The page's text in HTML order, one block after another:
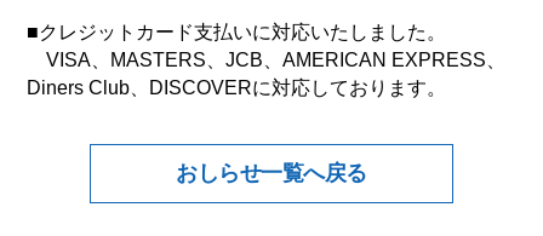
■クレジットカード支払いに対応いたしました。
VISA、MASTERS、JCB、AMERICAN EXPRESS、
Diners Club、DISCOVERに対応しております。
おしらせ一覧へ戻る